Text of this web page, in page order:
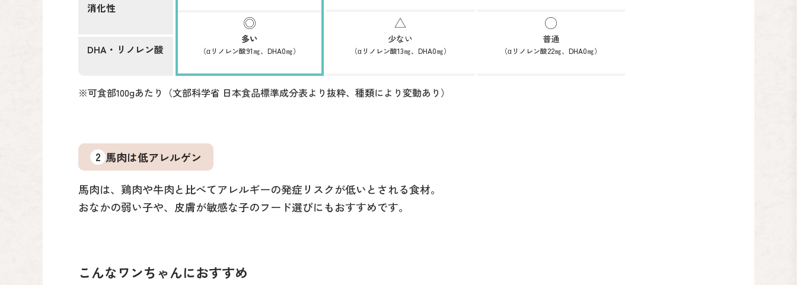
消化性
DHA・リノレン酸
多い
（αリノレン酸91㎎、DHA0㎎）
少ない
（αリノレン酸13㎎、DHA0㎎）
普通
（αリノレン酸22㎎、DHA0㎎）
※可食部100gあたり（文部科学省 日本食品標準成分表より抜粋、種類により変動あり）
2 馬肉は低アレルゲン
馬肉は、鶏肉や牛肉と比べてアレルギーの発症リスクが低いとされる食材。
おなかの弱い子や、皮膚が敏感な子のフード選びにもおすすめです。
こんなワンちゃんにおすすめ